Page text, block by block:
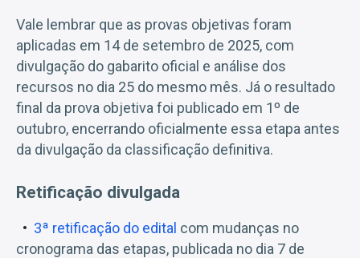
Vale lembrar que as provas objetivas foram
aplicadas em 14 de setembro de 2025, com
divulgação do gabarito oficial e análise dos
recursos no dia 25 do mesmo mês. Já o resultado
final da prova objetiva foi publicado em 1º de
outubro, encerrando oficialmente essa etapa antes
da divulgação da classificação definitiva.
Retificação divulgada
3ª retificação do edital com mudanças no
cronograma das etapas, publicada no dia 7 de